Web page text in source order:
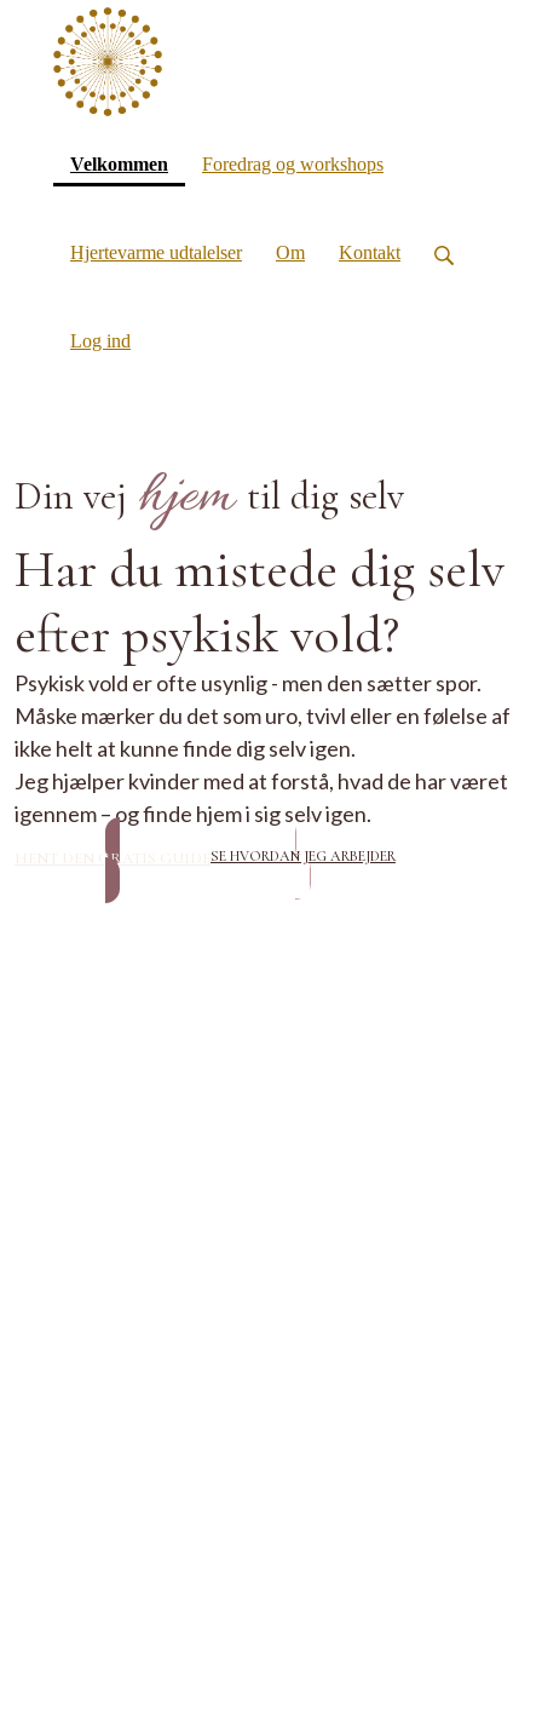
Velkommen (current)
Foredrag og workshops
Hjertevarme udtalelser Om Kontakt
Log ind
Din vej hjem til dig selv
Har du mistede dig selv
efter psykisk vold?
Psykisk vold er ofte usynlig - men den sætter spor.
Måske mærker du det som uro, tvivl eller en følelse af
ikke helt at kunne finde dig selv igen.
Jeg hjælper kvinder med at forstå, hvad de har været
igennem – og finde hjem i sig selv igen.
HENT DEN GRATIS GUIDE SE HVORDAN JEG ARBEJDER